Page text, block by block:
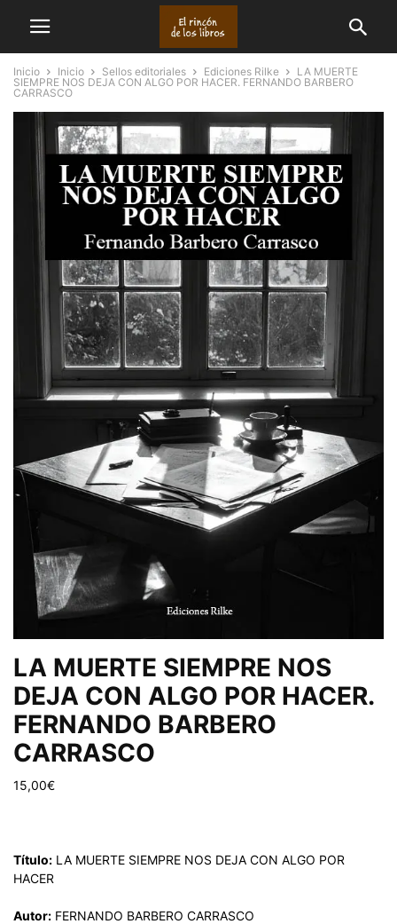
Inicio Inicio Sellos editoriales Ediciones Rilke
LA MUERTE
SIEMPRE NOS DEJA CON ALGO POR HACER. FERNANDO BARBERO
CARRASCO
LA MUERTE SIEMPRE NOS
DEJA CON ALGO POR HACER.
FERNANDO BARBERO
CARRASCO
15,00€
Título: LA MUERTE SIEMPRE NOS DEJA CON ALGO POR
HACER
Autor: FERNANDO BARBERO CARRASCO